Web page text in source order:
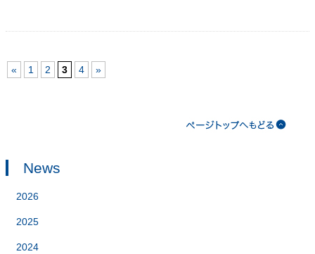
« 1 2 3 4 »
News
2026
2025
2024